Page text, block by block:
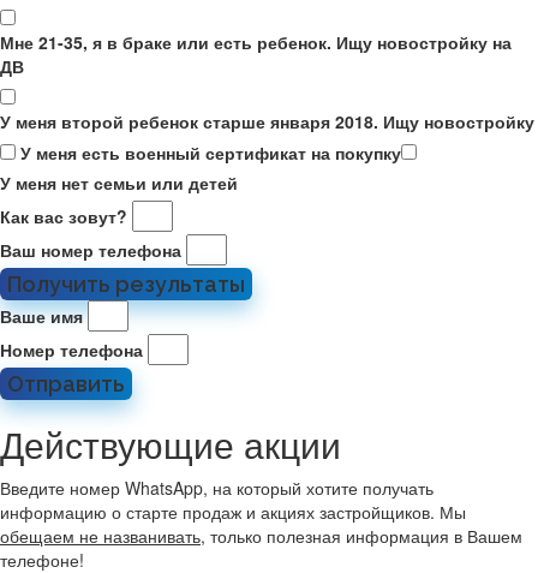
Мне 21-35, я в браке или есть ребенок. Ищу новостройку на
ДВ
У меня второй ребенок старше января 2018. Ищу новостройку
У меня есть военный сертификат на покупку
У меня нет семьи или детей
Как вас зовут?
Ваш номер телефона
Получить результаты
Ваше имя
Номер телефона
Отправить
Действующие акции
Введите номер WhatsApp, на который хотите получать
информацию о старте продаж и акциях застройщиков. Мы
обещаем не названивать, только полезная информация в Вашем
телефоне!